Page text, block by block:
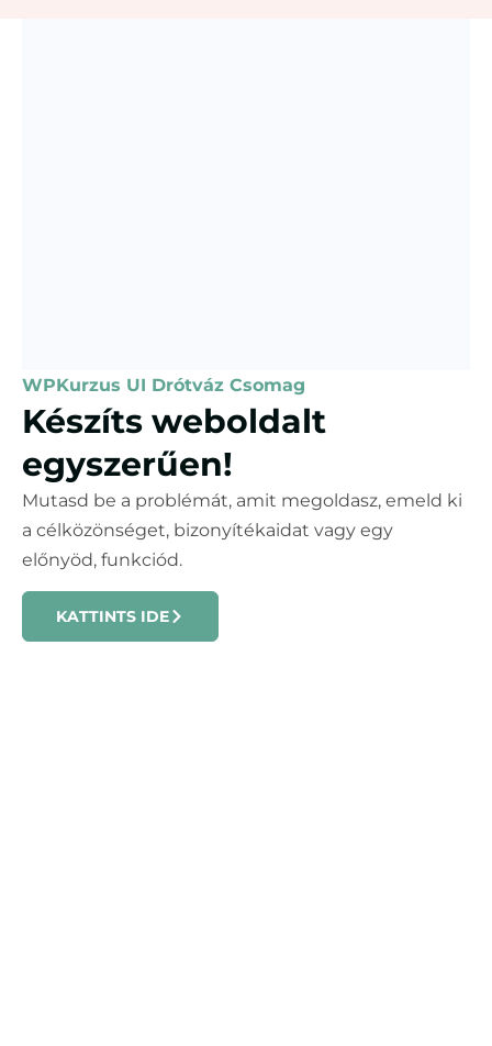
WPKurzus UI Drótváz Csomag
Készíts weboldalt
egyszerűen!
Mutasd be a problémát, amit megoldasz, emeld ki
a célközönséget, bizonyítékaidat vagy egy
előnyöd, funkciód.
KATTINTS IDE